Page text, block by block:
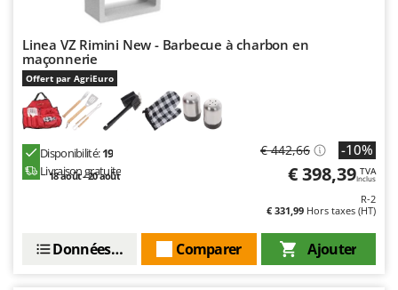
Linea VZ Rimini New - Barbecue à charbon en
maçonnerie
Offert par AgriEuro
Disponibilité:19
Livraison gratuite
18 août - 20 août
€ 442,66 -10%
€ 398,39 TVA
Inclus
R-2
€ 331,99 Hors taxes (HT)
Ajouter
Comparer
Données techniques